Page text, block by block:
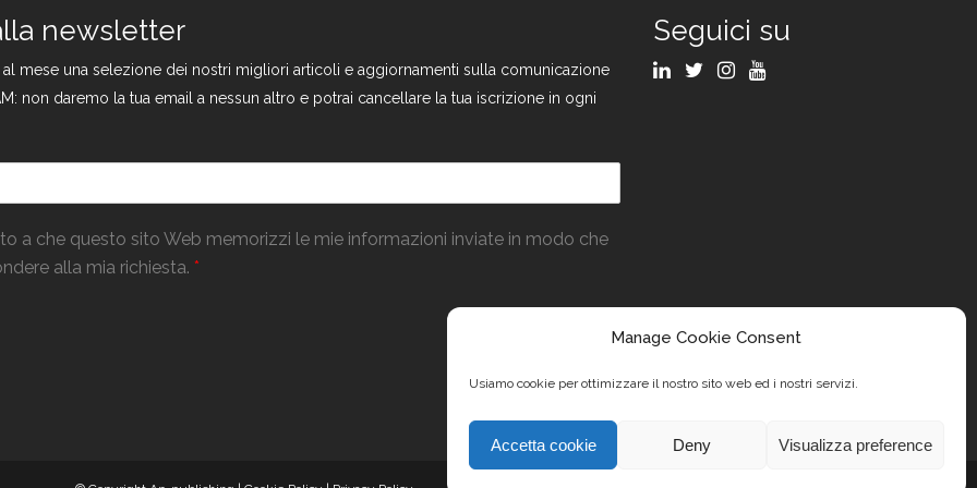
Manage Cookie Consent
Usiamo cookie per ottimizzare il nostro sito web ed i nostri servizi.
Accetta cookie Deny Visualizza preference
newsletter
al mese una selezione dei nostri migliori articoli e aggiornamenti sulla comunicazione
non daremo la tua email a nessun altro e potrai cancellare la tua iscrizione in ogni
a che questo sito Web memorizzi le mie informazioni inviate in modo che
alla mia richiesta. *
Seguici su